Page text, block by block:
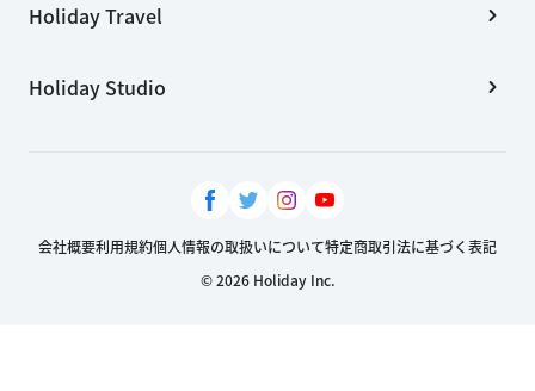
Holiday Travel
Holiday Studio
会社概要利用規約個人情報の取扱いについて特定商取引法に基づく表記
© 2026 Holiday Inc.